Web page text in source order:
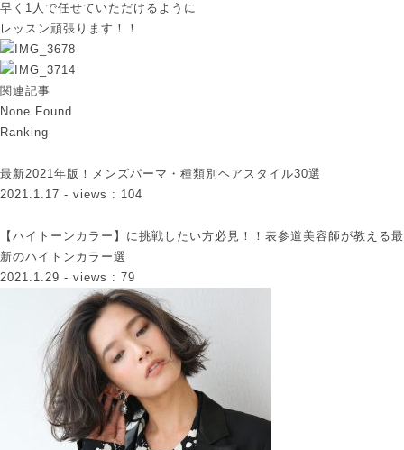
早く1人で任せていただけるように
レッスン頑張ります！！
関連記事
None Found
Ranking
最新2021年版！メンズパーマ・種類別ヘアスタイル30選
2021.1.17 - views : 104
【ハイトーンカラー】に挑戦したい方必見！！表参道美容師が教える最
新のハイトンカラー選
2021.1.29 - views : 79